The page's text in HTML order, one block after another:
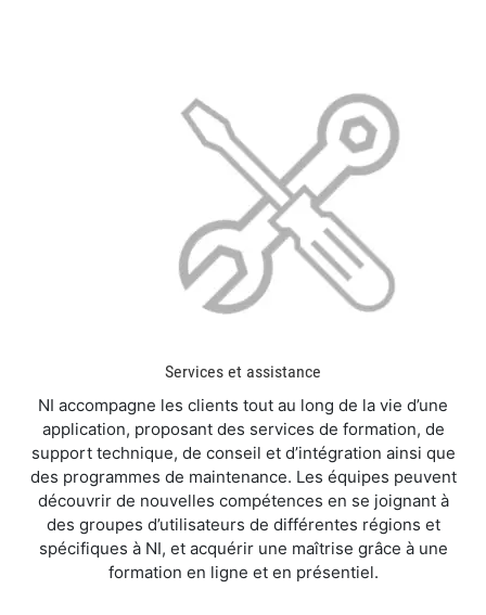
Services et assistance
NI accompagne les clients tout au long de la vie d’une
application, proposant des services de formation, de
support technique, de conseil et d’intégration ainsi que
des programmes de maintenance. Les équipes peuvent
découvrir de nouvelles compétences en se joignant à
des groupes d’utilisateurs de différentes régions et
spécifiques à NI, et acquérir une maîtrise grâce à une
formation en ligne et en présentiel.